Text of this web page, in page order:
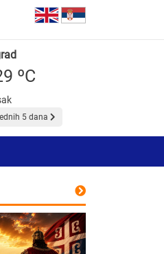
ºC
5 dana